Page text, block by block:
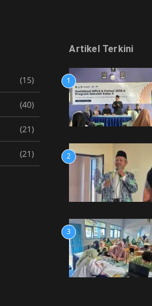
(15)
(40)
(21)
(21)
Artikel Terkini
1
2
3